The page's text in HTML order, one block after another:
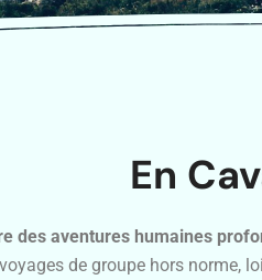
En
des aventures humaines
de groupe hors norme,